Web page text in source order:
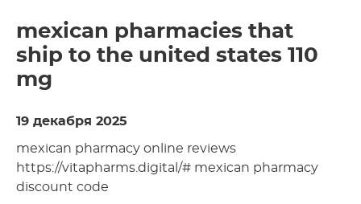
mexican pharmacies that
ship to the united states 110
mg
19 декабря 2025
mexican pharmacy online reviews
https://vitapharms.digital/# mexican pharmacy
discount code